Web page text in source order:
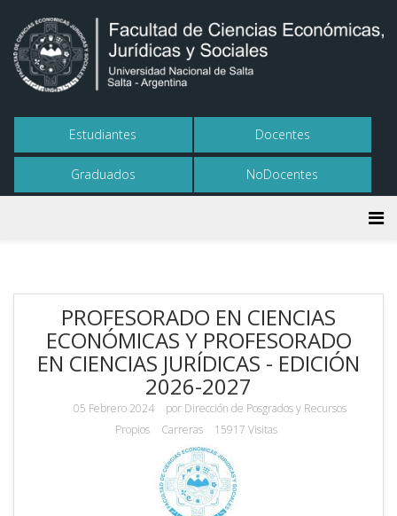
Estudiantes Docentes
Graduados NoDocentes
PROFESORADO EN CIENCIAS
ECONÓMICAS Y PROFESORADO
EN CIENCIAS JURÍDICAS - EDICIÓN
2026-2027
05 Febrero 2024 por Dirección de Posgrados y Recursos
Propios
Carreras 15917 Visitas